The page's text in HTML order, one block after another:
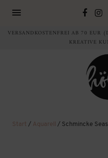
VERSANDKOSTENFREI AB 70
KREATIVE
Start / Aquarell / Schmincke